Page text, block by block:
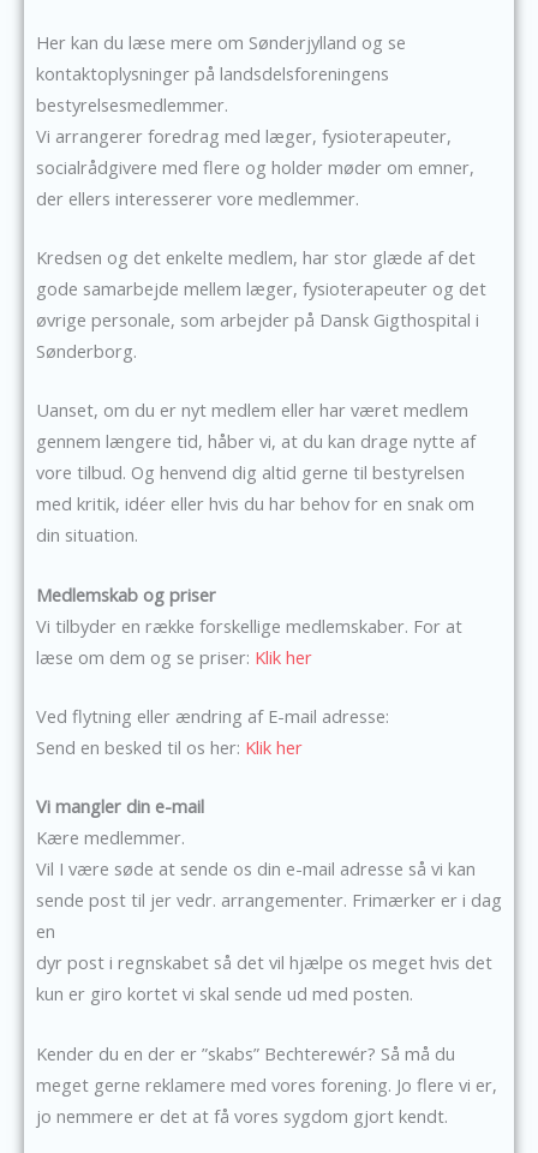
Her kan du læse mere om Sønderjylland og se
kontaktoplysninger på landsdelsforeningens
bestyrelsesmedlemmer.
Vi arrangerer foredrag med læger, fysioterapeuter,
socialrådgivere med flere og holder møder om emner,
der ellers interesserer vore medlemmer.
Kredsen og det enkelte medlem, har stor glæde af det
gode samarbejde mellem læger, fysioterapeuter og det
øvrige personale, som arbejder på Dansk Gigthospital i
Sønderborg.
Uanset, om du er nyt medlem eller har været medlem
gennem længere tid, håber vi, at du kan drage nytte af
vore tilbud. Og henvend dig altid gerne til bestyrelsen
med kritik, idéer eller hvis du har behov for en snak om
din situation.
Medlemskab og priser
Vi tilbyder en række forskellige medlemskaber. For at
læse om dem og se priser: Klik her
Ved flytning eller ændring af E-mail adresse:
Send en besked til os her: Klik her
Vi mangler din e-mail
Kære medlemmer.
Vil I være søde at sende os din e-mail adresse så vi kan
sende post til jer vedr. arrangementer. Frimærker er i dag
en
dyr post i regnskabet så det vil hjælpe os meget hvis det
kun er giro kortet vi skal sende ud med posten.
Kender du en der er ”skabs” Bechterewér? Så må du
meget gerne reklamere med vores forening. Jo flere vi er,
jo nemmere er det at få vores sygdom gjort kendt.